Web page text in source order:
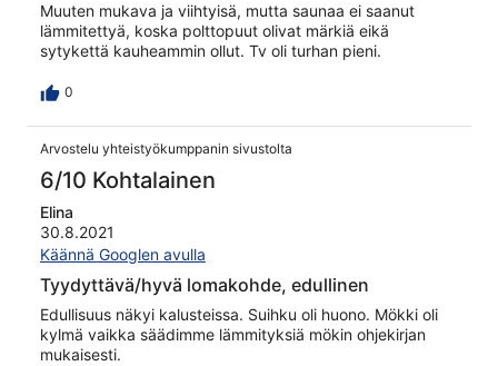
Muuten mukava ja viihtyisä, mutta saunaa ei saanut
lämmitettyä, koska polttopuut olivat märkiä eikä
sytykettä kauheammin ollut. Tv oli turhan pieni.
0
Arvostelu yhteistyökumppanin sivustolta
6/10 Kohtalainen
Elina
30.8.2021
Käännä Googlen avulla
Tyydyttävä/hyvä lomakohde, edullinen
Edullisuus näkyi kalusteissa. Suihku oli huono. Mökki oli
kylmä vaikka säädimme lämmityksiä mökin ohjekirjan
mukaisesti.